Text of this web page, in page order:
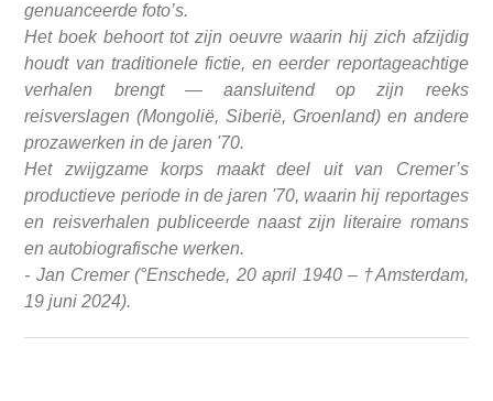
genuanceerde foto’s.
Het boek behoort tot zijn oeuvre waarin hij zich afzijdig
houdt van traditionele fictie, en eerder reportageachtige
verhalen brengt — aansluitend op zijn reeks
reisverslagen (Mongolië,Siberië, Groenland) en andere
prozawerken in de jaren '70.
Het zwijgzame korps maakt deel uit van Cremer’s
productieve periode in de jaren '70, waarin hij reportages
en reisverhalen publiceerde naast zijn literaire romans
en autobiografische werken.
- Jan Cremer (°Enschede, 20 april 1940 – †Amsterdam,
19 juni 2024).